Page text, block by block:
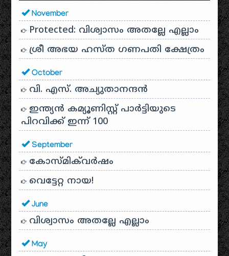
November
Protected: വിശ്വാസം അതല്ലേ എല്ലാം
ശ്രീ അഭയ ഹസ്ത ഗണപതി ക്ഷേത്രം
October
വി. എസ്. അച്യുതാനന്ദൻ
ഇന്ത്യൻ കമ്യൂണിസ്റ്റ് പാർട്ടിയുടെ
പിറവിക്ക് ഇന്ന് 100
September
കോസ്മിക്‌വർഷം
വെട്ടേറ്റ നായ!
June
വിശ്വാസം അതല്ലേ എല്ലാം
May